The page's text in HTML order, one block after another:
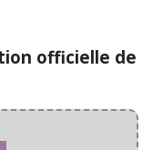
officielle de